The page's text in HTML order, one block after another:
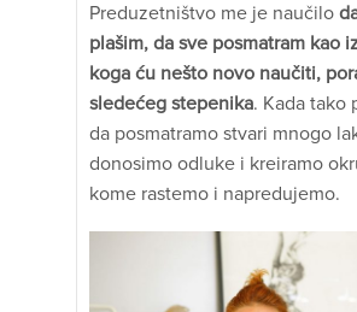
Preduzetništvo me je naučilo
plašim, da sve posmatram kao
koga ću nešto novo naučiti,
sledećeg stepenika. Kada tako
da posmatramo stvari mnogo
donosimo odluke i kreiramo
kome rastemo i napredujemo.